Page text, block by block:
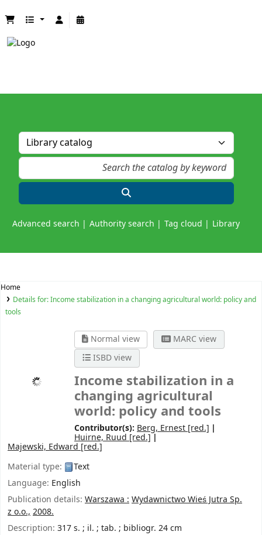
Advanced search Authority search Tag cloud Library
Home
Details for:Income stabilization in a changing agricultural world: policy and
tools
Normal view
MARC view
ISBD view
Income stabilization in a
changing agricultural
world: policy and tools
Contributor(s): Berg, Ernest [red.]
Huirne, Ruud [red.]
Majewski, Edward [red.]
Material type:
Text
Language: English
Publication details: Warszawa : Wydawnictwo Wieś Jutra Sp.
z o.o., 2008.
Description: 317 s. ; il. ; tab. ; bibliogr. 24 cm